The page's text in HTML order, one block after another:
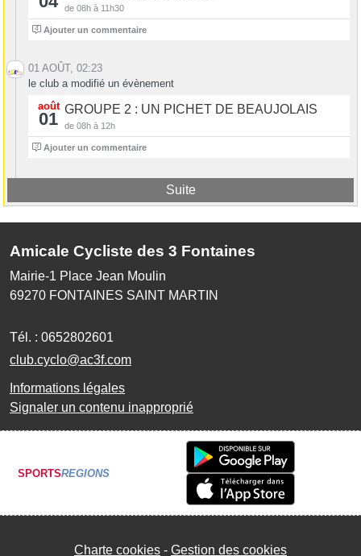
de 08h à 11h30
4 Ajouter un commentaire
01 AOÛT, 02:23
le club a modifié un évènement
août
01 GROUPE 2 : UN PICHET DE BEAUJOLAIS
de 08h à 12h
3 Ajouter un commentaire
Suite
Amicale Cycliste des 3 Fontaines
Mairie-1 Place Jean Moulin
69270 FONTAINES SAINT MARTIN
Tél. : 0652802601
club.cyclo@ac3f.com
Informations légales
Signaler un contenu inapproprié
SPORTSREGIONS
Charte cookies Gestion des cookies